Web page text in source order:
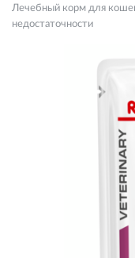
Лечебный корм для
недостаточности